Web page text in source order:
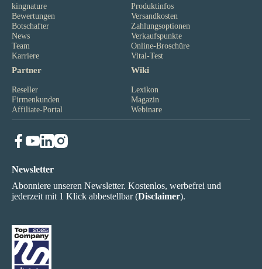
kingnature
Bewertungen
Botschafter
News
Team
Karriere
Produktinfos
Versandkosten
Zahlungsoptionen
Verkaufspunkte
Online-Broschüre
Vital-Test
Partner
Reseller
Firmenkunden
Affiliate-Portal
Wiki
Lexikon
Magazin
Webinare
Newsletter
Abonniere unseren Newsletter. Kostenlos, werbefrei und
jederzeit mit 1 Klick abbestellbar (Disclaimer).